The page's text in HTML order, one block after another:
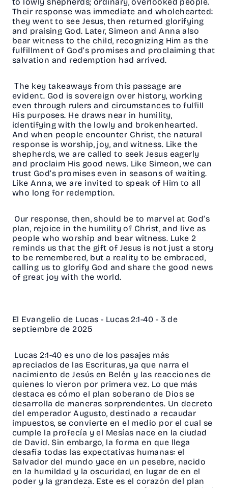
to lowly shepherds; ordinary, overlooked people.
Their response was immediate and wholehearted:
they went to see Jesus, then returned glorifying
and praising God. Later, Simeon and Anna also
bear witness to the child, recognizing Him as the
fulfillment of God’s promises and proclaiming that
salvation and redemption had arrived.
The key takeaways from this passage are
evident. God is sovereign over history, working
even through rulers and circumstances to fulfill
His purposes. He draws near in humility,
identifying with the lowly and brokenhearted.
And when people encounter Christ, the natural
response is worship, joy, and witness. Like the
shepherds, we are called to seek Jesus eagerly
and proclaim His good news. Like Simeon, we can
trust God’s promises even in seasons of waiting.
Like Anna, we are invited to speak of Him to all
who long for redemption.
Our response, then, should be to marvel at God’s
plan, rejoice in the humility of Christ, and live as
people who worship and bear witness. Luke 2
reminds us that the gift of Jesus is not just a story
to be remembered, but a reality to be embraced,
calling us to glorify God and share the good news
of great joy with the world.
El Evangelio de Lucas - Lucas 2:1-40 - 3 de
septiembre de 2025
Lucas 2:1-40 es uno de los pasajes más
apreciados de las Escrituras, ya que narra el
nacimiento de Jesús en Belén y las reacciones de
quienes lo vieron por primera vez. Lo que más
destaca es cómo el plan soberano de Dios se
desarrolla de maneras sorprendentes. Un decreto
del emperador Augusto, destinado a recaudar
impuestos, se convierte en el medio por el cual se
cumple la profecía y el Mesías nace en la ciudad
de David. Sin embargo, la forma en que llega
desafía todas las expectativas humanas: el
Salvador del mundo yace en un pesebre, nacido
en la humildad y la oscuridad, en lugar de en el
poder y la grandeza. Este es el corazón del plan